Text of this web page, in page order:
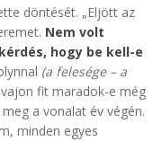
döntését. „Eljött az
Nem volt
hogy be kell-e
(a felesége – a
fit maradok-e még
a vonalat év végén.
minden egyes